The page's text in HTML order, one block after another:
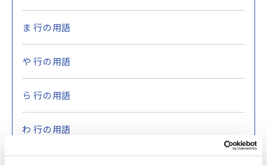
ま 行の用語
や 行の用語
ら 行の用語
わ 行の用語